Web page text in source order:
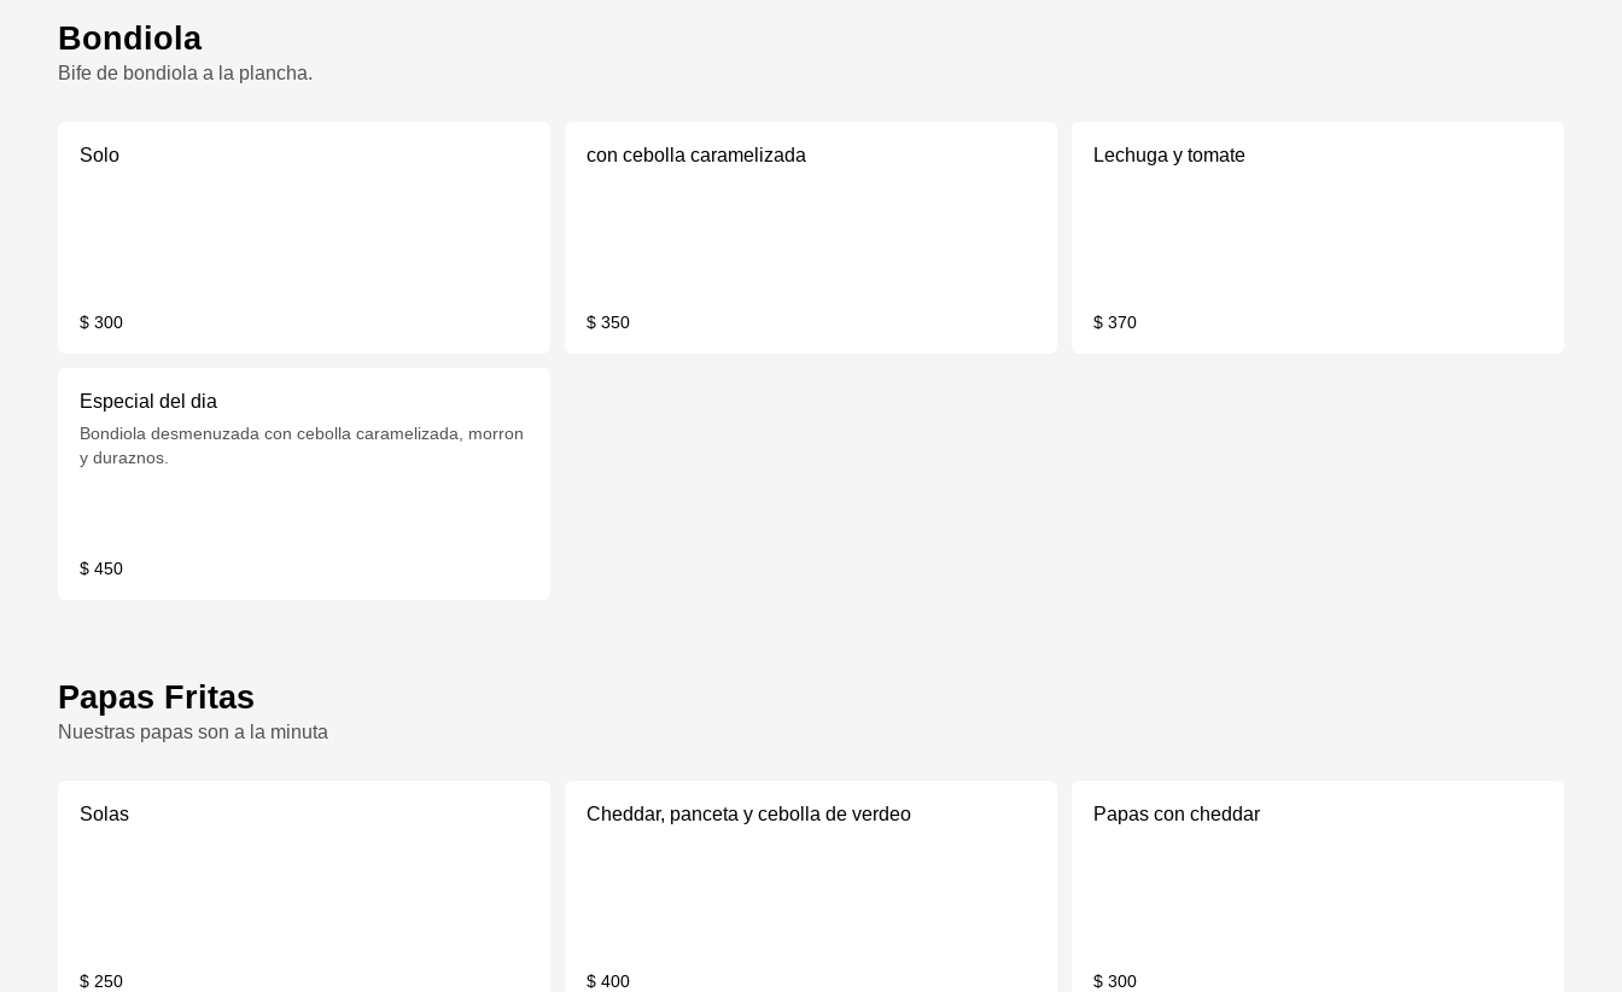
Bondiola
Bife de bondiola a la plancha.
Solo
$ 300
con cebolla caramelizada
$ 350
Lechuga y tomate
$ 370
Especial del dia
Bondiola desmenuzada con cebolla caramelizada, morron
y duraznos.
$ 450
Papas Fritas
Nuestras papas son a la minuta
Solas
$ 250
Cheddar, panceta y cebolla de verdeo
$ 400
Papas con cheddar
$ 300